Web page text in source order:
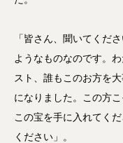
「皆さん、聞いてくだ
ようなものなのです。
スト、誰もこのお方を
になりました。この方
この宝を手に入れてく
ください」。